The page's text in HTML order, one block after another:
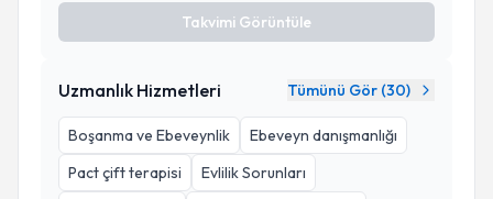
Takvimi Görüntüle
Uzmanlık Hizmetleri Tümünü Gör (30)
Boşanma ve Ebeveynlik
Ebeveyn danışmanlığı
Pact çift terapisi
Evlilik Sorunları